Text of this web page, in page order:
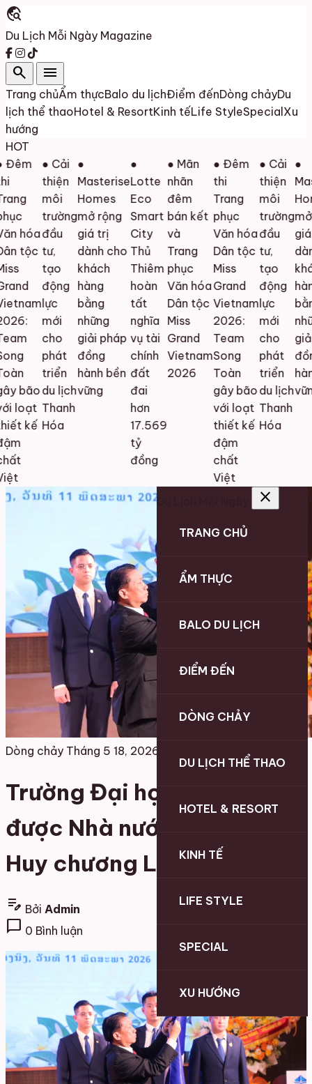
travel_explore
Du Lịch Mỗi Ngày Magazine
search menu
Trang chủẨm thựcBalo du lịchĐiểm đếnDòng chảyDu
lịch thể thaoHotel & ResortKinh tếLife StyleSpecial Xu
hướng
HOT
hóa
tộc
bão
loạt
kế
● Cải
thiện
môi
trường
đầu
tư,
tạo
động
lực
mới
cho
phát
triển
du lịch
Thanh
Hóa
Masterise
Homes
mở rộng
giá trị
dành cho
khách
hàng
bằng
những
giải pháp
đồng
hành bền
vững
Lotte
Eco
Smart
City
Thủ
Thiêm
hoàn
tất
nghĩa
vụ tài
chính
đất
đai
hơn
17.569
tỷ
đồng
● Mãn
nhãn
đêm
bán kết
và
Trang
phục
Văn hóa
Dân tộc
Miss
Grand
Vietnam
2026
● Đêm
thi
Trang
phục
Văn hóa
Dân tộc
Miss
Grand
Vietnam
2026:
Team
Song
Toàn
gây bão
với loạt
thiết kế
đậm
chất
Việt
● Cải
thiện
môi
trường
đầu
tư,
tạo
động
lực
mới
cho
phát
triển
du lịch
Thanh
Hóa
mở
giá
close
TRANG CHỦ
ẨM THỰC
BALO DU LỊCH
ĐIỂM ĐẾN
DÒNG CHẢY
DU LỊCH THỂ THAO
HOTEL & RESORT
KINH TẾ
LIFE STYLE
SPECIAL
XU HƯỚNG
Dòng chảy Tháng 5 18, 2026
Trường Đại học Hạ Long
được Nhà nước Lào tặng
Huy chương Lao động
edit_note Bởi Admin
chat_bubble 0 Bình luận